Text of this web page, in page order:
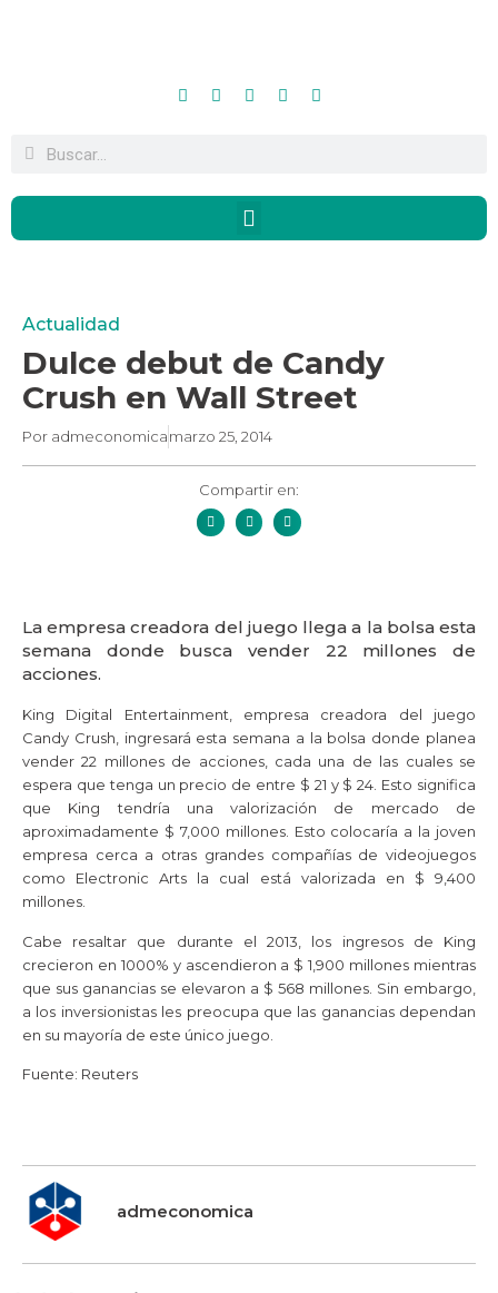
Actualidad
Dulce debut de Candy
Crush en Wall Street
Por admeconomicamarzo 25, 2014
Compartir en:
La empresa creadora del juego llega a la bolsa esta
semana donde busca vender 22 millones de
acciones.
King Digital Entertainment, empresa creadora del juego
Candy Crush, ingresará esta semana a la bolsa donde planea
vender 22 millones de acciones, cada una de las cuales se
espera que tenga un precio de entre $ 21 y $ 24. Esto significa
que King tendría una valorización de mercado de
aproximadamente $ 7,000 millones. Esto colocaría a la joven
empresa cerca a otras grandes compañías de videojuegos
como Electronic Arts la cual está valorizada en $ 9,400
millones.
Cabe resaltar que durante el 2013, los ingresos de King
crecieron en 1000% y ascendieron a $ 1,900 millones mientras
que sus ganancias se elevaron a $ 568 millones. Sin embargo,
a los inversionistas les preocupa que las ganancias dependan
en su mayoría de este único juego.
Fuente: Reuters
admeconomica